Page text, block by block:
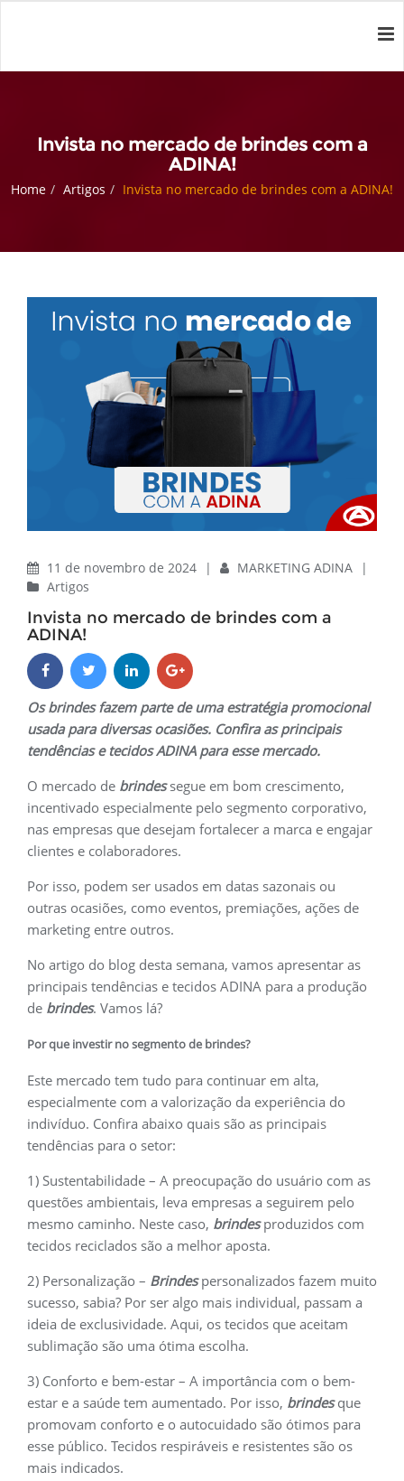
Invista no mercado de brindes com a
ADINA!
Home Artigos Invista no mercado de brindes com a ADINA!
11 de novembro de 2024 | MARKETING ADINA
|
Artigos
Invista no mercado de brindes com a
ADINA!
Os brindes fazem parte de uma estratégia promocional
usada para diversas ocasiões. Confira as principais
tendências e tecidos ADINA para esse mercado.
O mercado de brindessegue em bom crescimento,
incentivado especialmente pelo segmento corporativo,
nas empresas que desejam fortalecer a marca e engajar
clientes e colaboradores.
Por isso, podem ser usados em datas sazonais ou
outras ocasiões, como eventos, premiações, ações de
marketing entre outros.
No artigo do blog desta semana, vamos apresentar as
principais tendências e tecidos ADINA para a produção
de brindes. Vamos lá?
Por que investir no segmento de brindes?
Este mercado tem tudo para continuar em alta,
especialmente com a valorização da experiência do
indivíduo. Confira abaixo quais são as principais
tendências para o setor:
1) Sustentabilidade – A preocupação do usuário com as
questões ambientais, leva empresas a seguirem pelo
mesmo caminho. Neste caso, brindesproduzidos com
tecidos reciclados são a melhor aposta.
2) Personalização – Brindespersonalizados fazem muito
sucesso, sabia? Por ser algo mais individual, passam a
ideia de exclusividade. Aqui, os tecidos que aceitam
sublimação são uma ótima escolha.
3) Conforto e bem-estar – A importância com o bem-
estar e a saúde tem aumentado. Por isso, brindesque
promovam conforto e o autocuidado são ótimos para
esse público. Tecidos respiráveis e resistentes são os
mais indicados.